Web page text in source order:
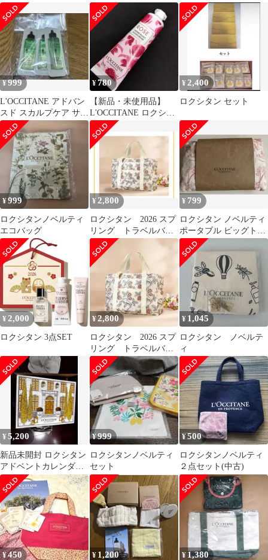
種類 12本セット
¥999
L'OCCITANE アドバン
スド スカルプケア サン
プル 3本セット
¥780
【新品・未使用品】
L'OCCITANE ロクシタ
ンROSE ハンドクリー
ム
¥ 2,400
ロクシタン セット
¥999
ロクシタンノベルティ
エコバッグ
¥ 2,800
ロクシタン 2026 スプ
リング トラベルバッ
グ 新品未開封 匿名
配送
¥ 799
ロクシタン ノベルティ
ポータブル ビッグトー
トバッグ
¥ 2,000
ロクシタン 3点SET
¥2,800
ロクシタン 2026 スプ
リング トラベルバッ
グ （未開封）
¥ 1,045
ロクシタン ノベルテ
ィ
¥5,200
新品未開封 ロクシタン
アドベントカレンダー
2025 ショッパー付
¥999
ロクシタンノベルティ
セット
¥500
ロクシタンノベルティ
２点セット(中古)
¥450 ¥ 1,200 ¥ 1,380